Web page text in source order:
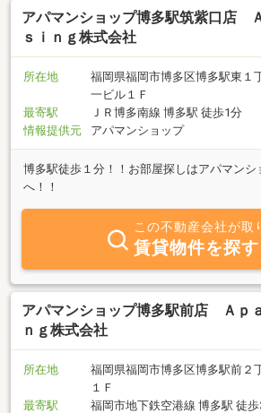
アパマンショップ博多駅筑紫口店
ｓｉｎｇ株式会社
所在地
福岡県福岡市博多区博多駅東１
一ビル１Ｆ
最寄駅
ＪＲ博多南線 博多駅 徒歩1分
情報提供元
アパマンショップ
博多駅徒歩１分！！お部屋探しはアパマン
へ！！
この不動産会社が取
賃貸物件を探す
アパマンショップ博多駅前店 Ａｐ
ｎｇ株式会社
所在地
福岡県福岡市博多区博多駅前２
１Ｆ
最寄駅
福岡市地下鉄空港線 博多駅 徒歩